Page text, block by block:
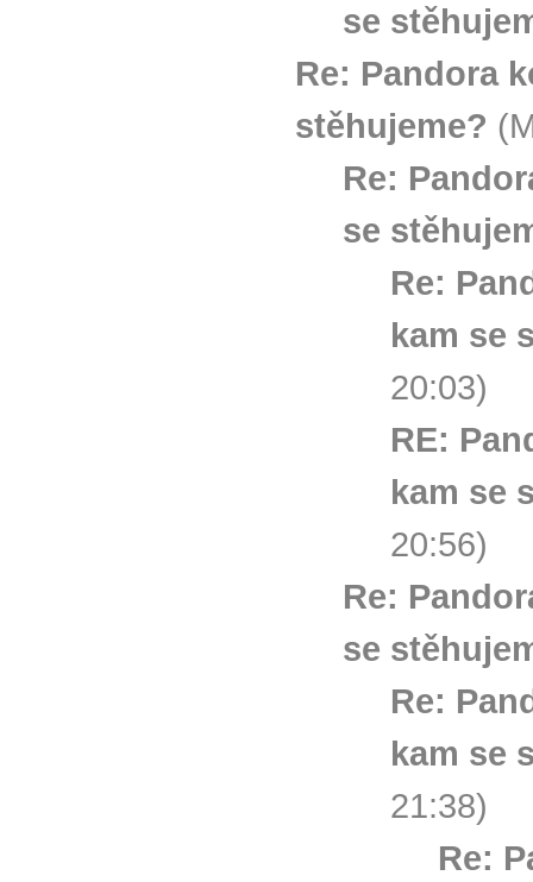
se
Re: Pandora
stěhujeme?
Re:
se
Re:
kam se
20:03)
RE:
kam se
20:56)
Re:
se
Re:
kam se
21:38)
Re: